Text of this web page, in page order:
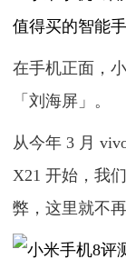
在手机正面，
「刘海屏」。
从今年 3 月
X21 开始，我
弊，这里就不